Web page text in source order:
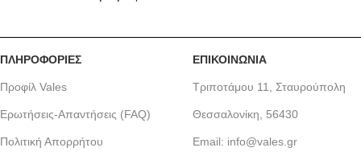
ΠΛΗΡΟΦΟΡΙΕΣ
Προφίλ Vales
Ερωτήσεις-Απαντήσεις (FAQ)
Πολιτική Απορρήτου
ΕΠΙΚΟΙΝΩΝΙΑ
Τριποτάμου 11, Σταυρούπολη
Θεσσαλονίκη, 56430
Email: info@vales.gr